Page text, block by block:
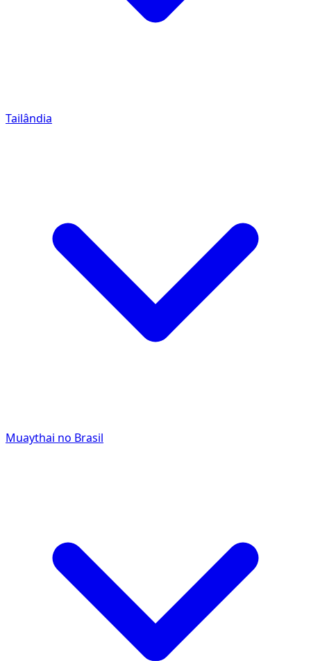
Tailândia
Muaythai no Brasil